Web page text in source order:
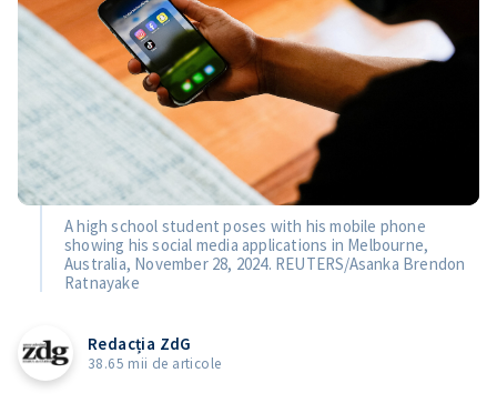
A high school student poses with his mobile phone
showing his social media applications in Melbourne,
Australia, November 28, 2024. REUTERS/Asanka Brendon
Ratnayake
Redacția ZdG
38.65 mii de articole